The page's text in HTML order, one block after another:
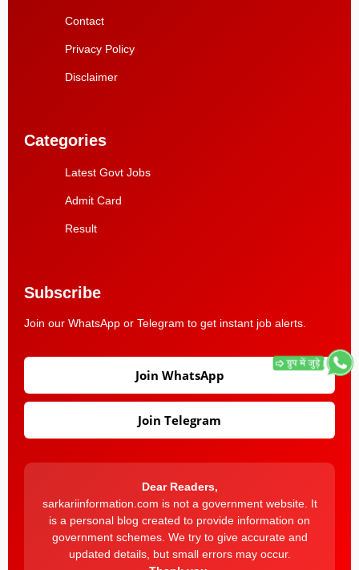
Contact
Privacy Policy
Disclaimer
Categories
Latest Govt Jobs
Admit Card
Result
Subscribe
Join our WhatsApp or Telegram to get instant job alerts.
Join WhatsApp
Join Telegram
Dear Readers,
sarkariinformation.com is not a government website. It
is a personal blog created to provide information on
government schemes. We try to give accurate and
updated details, but small errors may occur.